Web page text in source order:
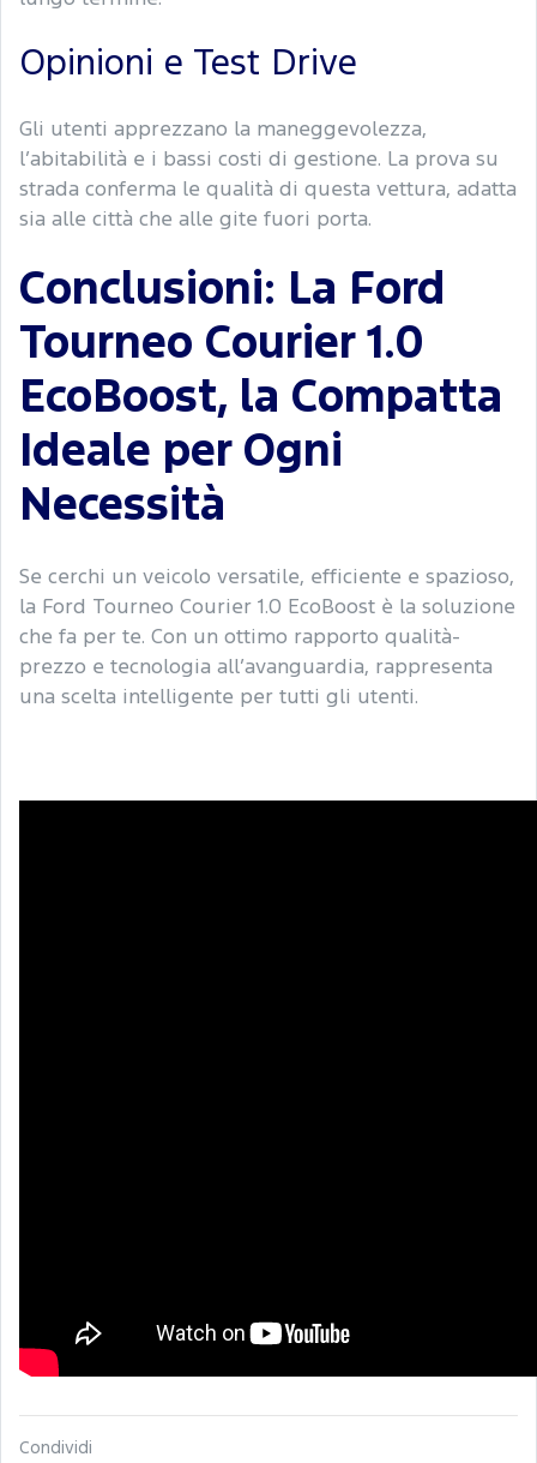
Opinioni e Test Drive
Gli utenti apprezzano la maneggevolezza,
l’abitabilità e i bassi costi di gestione. La prova su
strada conferma le qualità di questa vettura, adatta
sia alle città che alle gite fuori porta.
Conclusioni: La Ford
Tourneo Courier 1.0
EcoBoost, la Compatta
Ideale per Ogni
Necessità
Se cerchi un veicolo versatile, efficiente e spazioso,
la Ford Tourneo Courier 1.0 EcoBoost è la soluzione
che fa per te. Con un ottimo rapporto qualità-
prezzo e tecnologia all’avanguardia, rappresenta
una scelta intelligente per tutti gli utenti.
Condividi